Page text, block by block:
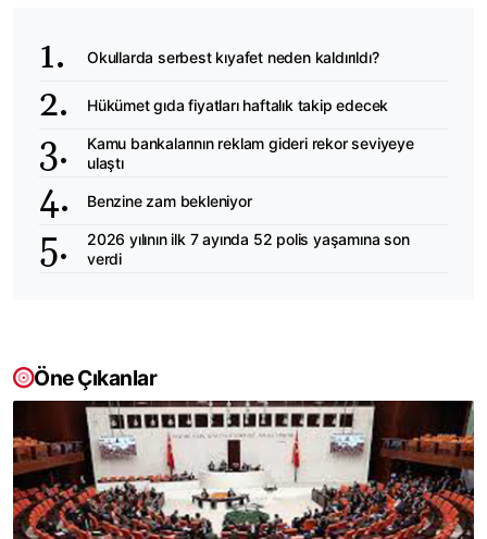
Okullarda serbest kıyafet neden kaldırıldı?
Hükümet gıda fiyatları haftalık takip edecek
Kamu bankalarının reklam gideri rekor seviyeye
ulaştı
Benzine zam bekleniyor
2026 yılının ilk 7 ayında 52 polis yaşamına son
verdi
Öne Çıkanlar